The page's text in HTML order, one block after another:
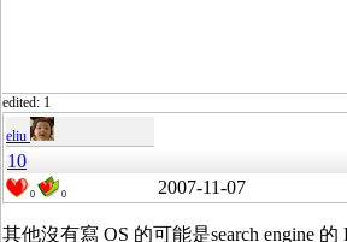
edited: 1
eliu
10
0 0 2007-11-07
其他沒有寫 OS 的可能是search engine 的